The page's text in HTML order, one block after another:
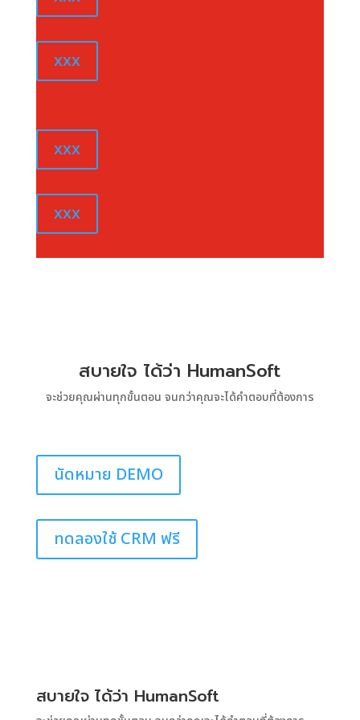
xxx
xxx
xxx
สบายใจ ได้ว่า HumanSoft
จะช่วยคุณผ่านทุกขั้นตอน จนกว่าคุณจะได้คำตอบที่ต้องการ
นัดหมาย DEMO
ทดลองใช้ CRM ฟรี
สบายใจ ได้ว่า HumanSoft